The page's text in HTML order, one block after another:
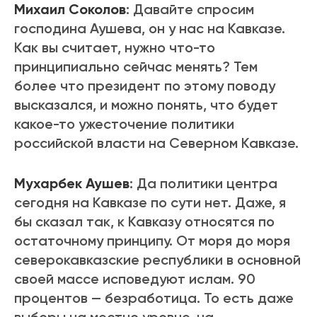
Михаил Соколов: Давайте спросим
господина Аушева, он у нас на Кавказе.
Как вы считает, нужно что-то
принципиально сейчас менять? Тем
более что президент по этому поводу
высказался, и можно понять, что будет
какое-то ужесточение политики
российской власти на Северном Кавказе.
Мухарбек Аушев: Да политики центра
сегодня на Кавказе по сути нет. Даже, я
бы сказал так, к Кавказу относятся по
остаточному принципу. От моря до моря
северокавказские республики в основной
своей массе исповедуют ислам. 90
процентов — безработица. То есть даже